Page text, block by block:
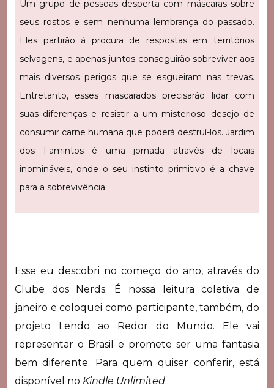
Um grupo de pessoas desperta com máscaras sobre
seus rostos e sem nenhuma lembrança do passado.
Eles partirão à procura de respostas em territórios
selvagens, e apenas juntos conseguirão sobreviver aos
mais diversos perigos que se esgueiram nas trevas.
Entretanto, esses mascarados precisarão lidar com
suas diferenças e resistir a um misterioso desejo de
consumir carne humana que poderá destruí-los. Jardim
dos Famintos é uma jornada através de locais
inomináveis, onde o seu instinto primitivo é a chave
para a sobrevivência.
Esse eu descobri no começo do ano, através do
Clube dos Nerds. É nossa leitura coletiva de
janeiro e coloquei como participante, também, do
projeto Lendo ao Redor do Mundo. Ele vai
representar o Brasil e promete ser uma fantasia
bem diferente. Para quem quiser conferir, está
disponível no Kindle Unlimited.